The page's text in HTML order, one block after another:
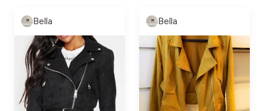
Bella Bella